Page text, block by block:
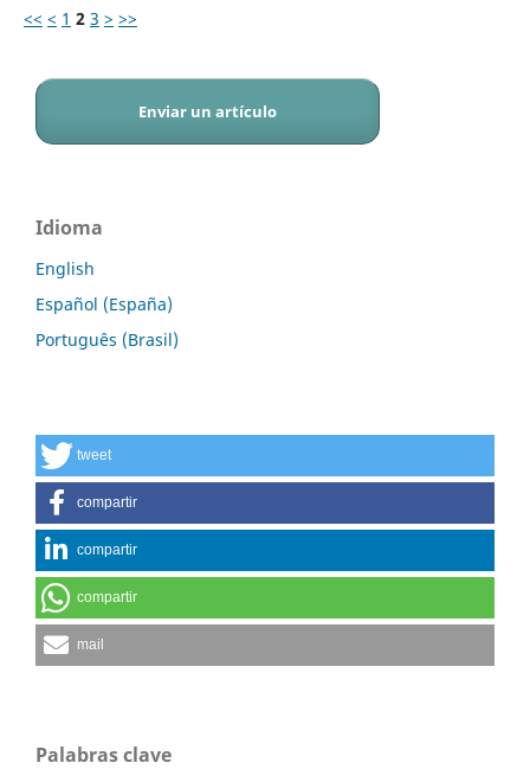
<< < 1 2 3 > >>
Enviar un artículo
Idioma
English
Español (España)
Português (Brasil)
tweet
compartir
compartir
compartir
mail
Palabras clave